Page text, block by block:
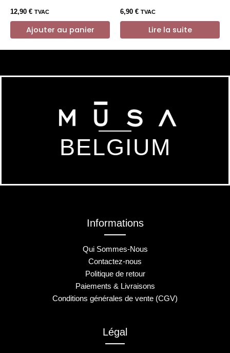
12,90 € TVAC
Ajouter au panier
6,90 € TVAC
Lire la suite
BELGIUM
Informations
Qui Sommes-Nous
Contactez-nous
Politique de retour
Paiements & Livraisons
Conditions générales de vente (CGV)
Légal